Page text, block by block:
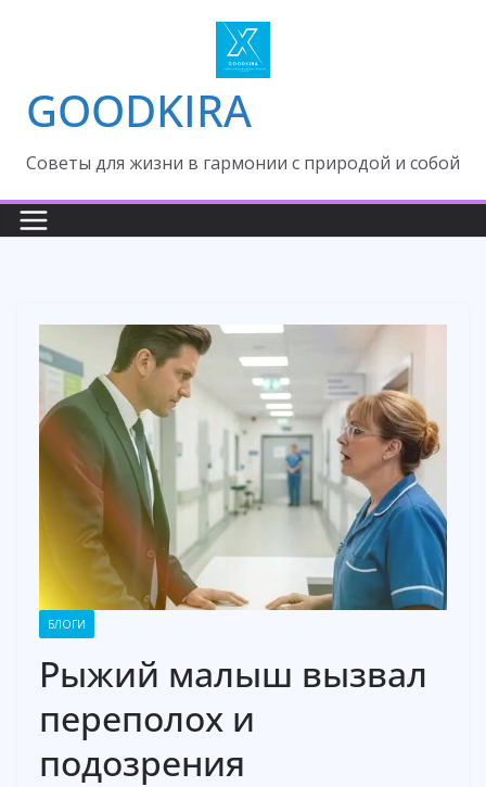
GOODKIRA
Cоветы для жизни в гармонии с природой и собой
БЛОГИ
Рыжий малыш вызвал
переполох и
подозрения